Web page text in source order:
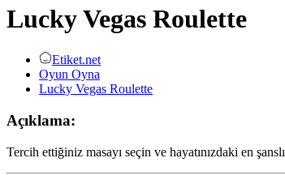
Lucky Vegas Roulette
Etiket.net
Oyun Oyna
Lucky Vegas Roulette
Açıklama:
Tercih ettiğiniz masayı seçin ve hayatınızdaki en